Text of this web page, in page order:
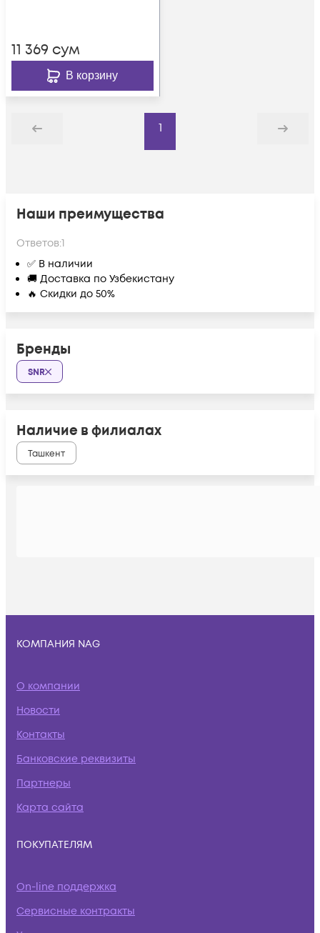
11 369 сум
В корзину
Назад
1
Дальше
Наши преимущества
Ответов:1
✅ В наличии
🚚 Доставка по Узбекистану
🔥 Скидки до 50%
Бренды
SNR
Наличие в филиалах
Ташкент
КОМПАНИЯ NAG
О компании
Новости
Контакты
Банковские реквизиты
Партнеры
Карта сайта
ПОКУПАТЕЛЯМ
On-line поддержка
Сервисные контракты